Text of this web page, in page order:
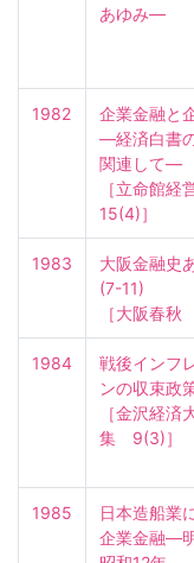
あゆみ—
1982
企業金融と
—経済白書
関連して—
［立命館経
15(4)］
1983
大阪金融史
(7-11)
［大阪春秋
1984
戦後インフ
ンの収束政
［金沢経済
集　9(3)］
1985
日本造船業
企業金融—